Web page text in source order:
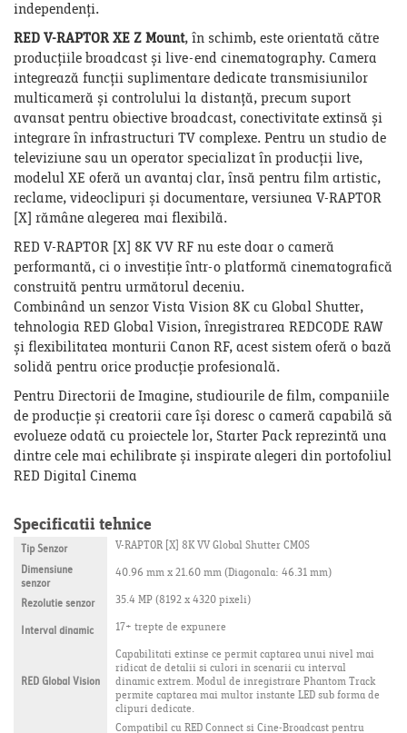
independenți.
RED V-RAPTOR XE Z Mount, în schimb, este orientată către
producțiile broadcast și live-end cinematography. Camera
integrează funcții suplimentare dedicate transmisiunilor
multicameră și controlului la distanță, precum suport
avansat pentru obiective broadcast, conectivitate extinsă și
integrare în infrastructuri TV complexe. Pentru un studio de
televiziune sau un operator specializat în producții live,
modelul XE oferă un avantaj clar, însă pentru film artistic,
reclame, videoclipuri și documentare, versiunea V-RAPTOR
[X] rămâne alegerea mai flexibilă.
RED V-RAPTOR [X] 8K VV RF nu este doar o cameră
performantă, ci o investiție într-o platformă cinematografică
construită pentru următorul deceniu.
Combinând un senzor Vista Vision 8K cu Global Shutter,
tehnologia RED Global Vision, înregistrarea REDCODE RAW
și flexibilitatea monturii Canon RF, acest sistem oferă o bază
solidă pentru orice producție profesională.
Pentru Directorii de Imagine, studiourile de film, companiile
de producție și creatorii care își doresc o cameră capabilă să
evolueze odată cu proiectele lor, Starter Pack reprezintă una
dintre cele mai echilibrate și inspirate alegeri din portofoliul
RED Digital Cinema
Specificatii tehnice
Tip Senzor V-RAPTOR [X] 8K VV Global Shutter CMOS
Dimensiune
senzor 40.96 mm x 21.60 mm (Diagonala: 46.31 mm)
Rezolutie senzor 35.4 MP (8192 x 4320 pixeli)
Interval dinamic 17+ trepte de expunere
RED Global Vision
Capabilitati extinse ce permit captarea unui nivel mai
ridicat de detalii si culori in scenarii cu interval
dinamic extrem. Modul de inregistrare Phantom Track
permite captarea mai multor instante LED sub forma de
clipuri dedicate.